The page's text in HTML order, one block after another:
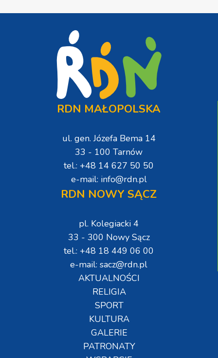
RDN MAŁOPOLSKA
ul. gen. Józefa Bema 14
33 - 100 Tarnów
tel.: +48 14 627 50 50
e-mail: info@rdn.pl
RDN NOWY SĄCZ
pl. Kolegiacki 4
33 - 300 Nowy Sącz
tel.: +48 18 449 06 00
e-mail: sacz@rdn.pl
AKTUALNOŚCI
RELIGIA
SPORT
KULTURA
GALERIE
PATRONATY